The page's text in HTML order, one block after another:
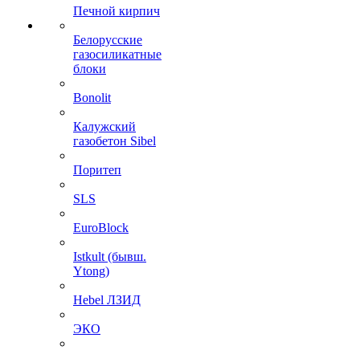
Печной кирпич
Белорусские
газосиликатные
блоки
Bonolit
Калужский
газобетон Sibel
Поритеп
SLS
EuroBlock
Istkult (бывш.
Ytong)
Hebel ЛЗИД
ЭКО